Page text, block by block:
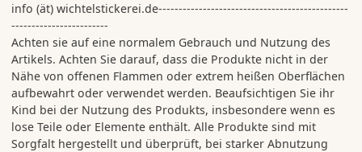
info (ät) wichtelstickerei.de-----------------------------------------------
------------------------
Achten sie auf eine normalem Gebrauch und Nutzung des
Artikels. Achten Sie darauf, dass die Produkte nicht in der
Nähe von offenen Flammen oder extrem heißen Oberflächen
aufbewahrt oder verwendet werden. Beaufsichtigen Sie ihr
Kind bei der Nutzung des Produkts, insbesondere wenn es
lose Teile oder Elemente enthält. Alle Produkte sind mit
Sorgfalt hergestellt und überprüft, bei starker Abnutzung